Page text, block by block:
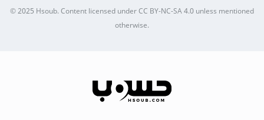
© 2025Hsoub.Content licensed underCC BY-NC-SA 4.0unless mentioned
otherwise.